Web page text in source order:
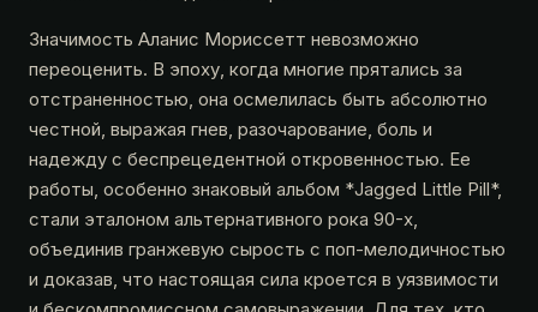
Значимость Аланис Мориссетт невозможно
переоценить. В эпоху, когда многие прятались за
отстраненностью, она осмелилась быть абсолютно
честной, выражая гнев, разочарование, боль и
надежду с беспрецедентной откровенностью. Ее
работы, особенно знаковый альбом *Jagged Little Pill*,
стали эталоном альтернативного рока 90-х,
объединив гранжевую сырость с поп-мелодичностью
и доказав, что настоящая сила кроется в уязвимости